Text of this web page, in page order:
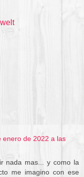
enero de 2022 a las
nada mas... y como la
me imagino con ese